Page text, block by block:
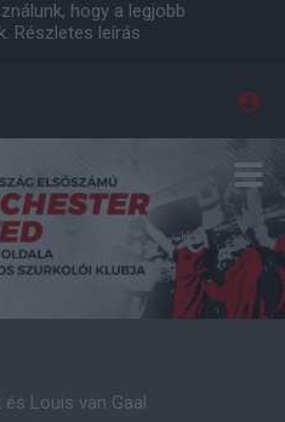
hogy a legjobb
Részletes leírás
Louis van Gaal